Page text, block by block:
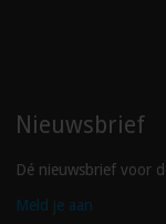
Nieuwsbrief
Dé nieuwsbrief voor
Meld je aan